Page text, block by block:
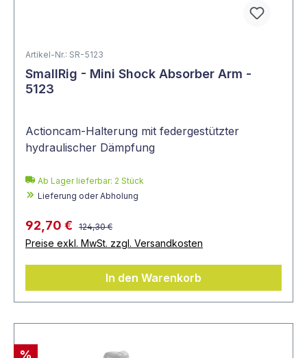
Artikel-Nr.: SR-5123
SmallRig - Mini Shock Absorber Arm -
5123
Actioncam-Halterung mit federgestützter
hydraulischer Dämpfung
Ab Lager lieferbar: 2 Stück
Lieferung oder Abholung
92,70 € 124,30 €
Preise exkl. MwSt. zzgl. Versandkosten
In den Warenkorb
%